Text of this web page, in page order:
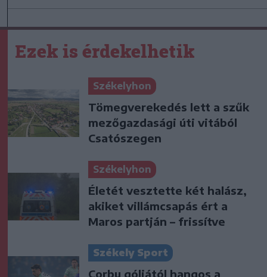
Ezek is érdekelhetik
Székelyhon
Tömegverekedés lett a szűk
mezőgazdasági úti vitából
Csatószegen
Székelyhon
Életét vesztette két halász,
akiket villámcsapás ért a
Maros partján – frissítve
Székely Sport
Corbu góljától hangos a